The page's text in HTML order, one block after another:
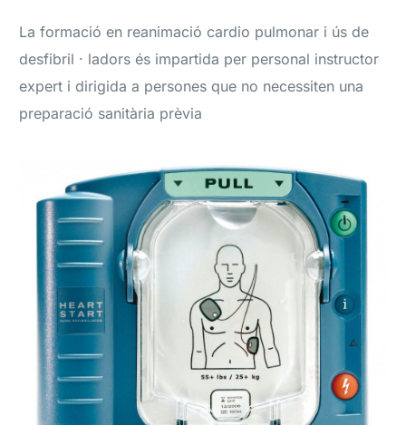
La formació en reanimació cardio pulmonar i ús de
desfibril · ladors és impartida per personal instructor
expert i dirigida a persones que no necessiten una
preparació sanitària prèvia